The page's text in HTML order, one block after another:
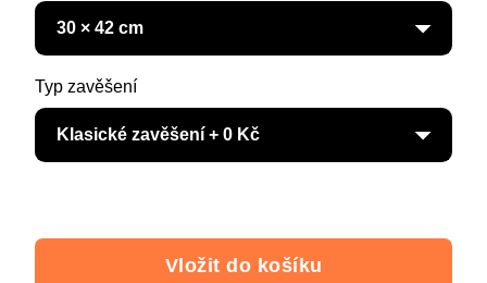
Typ zavěšení
Vložit do košíku